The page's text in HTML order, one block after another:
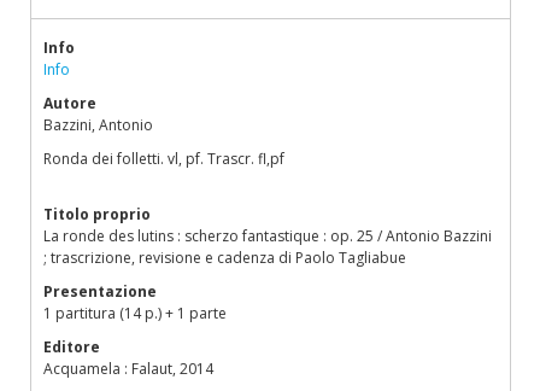
Info
Info
Autore
Bazzini, Antonio
Ronda dei folletti. vl, pf. Trascr. fl,pf
Titolo proprio
La ronde des lutins : scherzo fantastique : op. 25 / Antonio Bazzini
; trascrizione, revisione e cadenza di Paolo Tagliabue
Presentazione
1 partitura (14 p.) + 1 parte
Editore
Acquamela : Falaut, 2014